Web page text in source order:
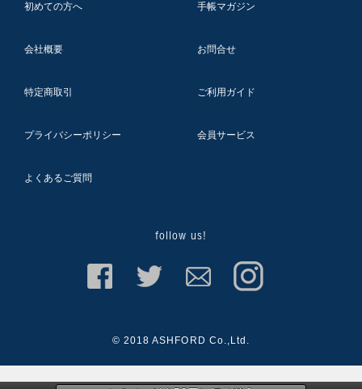
初めての方へ 手帳マガジン
会社概要 お問合せ
特定商取引 ご利用ガイド
プライバシーポリシー 会員サービス
よくあるご質問
follow us!
© 2018 ASHFORD Co.,Ltd.